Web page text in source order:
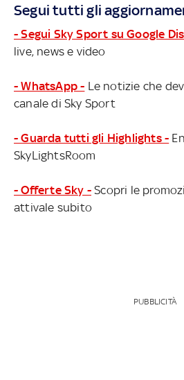
Segui tutti gli
- Segui Sky Sport su Google
live, news e video
- WhatsApp - Le notizie che
canale di Sky Sport
- Guarda tutti gli Highlights -
SkyLightsRoom
- Offerte Sky - Scopri le
attivale subito
PUBBLICITÀ